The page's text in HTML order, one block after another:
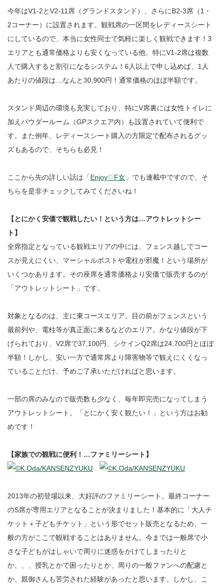
今年はV1-2とV2-11席（グランドスタンド）、さらにB2-3席（1・
2コーナー）に設置されます。観戦席の一区間をレディースシート
にしているので、本当に女性同士で気軽に楽しく観戦できます！3
エリアとも通常価格よりも安くなっている他、特にV1-2席は複数
人で購入すると割引になるシステム！6人以上で申し込めば、1人
あたりの値段は…なんと30,900円！通常価格のほぼ半額です。
スタンド周辺の環境も充実しており、特にV席裏には女性トイレに
加えパウダールーム（GPスクエア内）も設置されていて便利で
す。また例年、レディースシート購入の方限定で配布されるグッ
ズもあるので、そちらも必見！
ここから先の詳しい話は「Enjoy♡F女 」でも連載中ですので、そ
ちらを是非チェックしてみてくださいね！
【とにかく安価で観戦したい！という方は…アウトレットシー
ト】
全席指定となっている観戦エリアの中には、フェンス越しでコー
スが見えにくい、マーシャルポストや電柱が邪魔！という場所が
いくつかあります。その座席を通常価格より安価で販売するのが
「アウトレットシート」です。
対象となるのは、主に東コースエリア。目の前がフェンスという
最前列や、電柱等が真正面に来るなどのエリア。かなり値段が下
げられており、V2席で37,100円、シケインQ2席は24,700円とほぼ
半額！しかし、安い一方で通常席より障害物等で観えにくくなっ
ていることだけ、予めご了承いただければと思います。
一部の席のみなので販売数も少なく、毎年即完売になってしまう
アウトレットシート。「とにかく安く観たい！」という方はお勧
めです！
【家族での観戦に便利！…ファミリーシート】
2013年の初登場以来、大好評のファミリーシート。最終コーナー
のS席が専用エリアとなることが決まりました！基本的に「大人チ
ケット＋子どもチケット」という形でセット販売となるため、一
般の方がここで観戦することはありません。今までは一般席で小
さな子どもがはしゃいで周りに迷惑をかけてしまったりと
か、、、授乳とかで困ったりとか、周りの一般ファンへの配慮と
か、親御さんも苦労された経験があったと思います。しかし、こ